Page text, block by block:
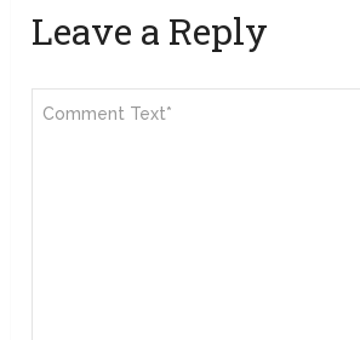
Leave a Reply